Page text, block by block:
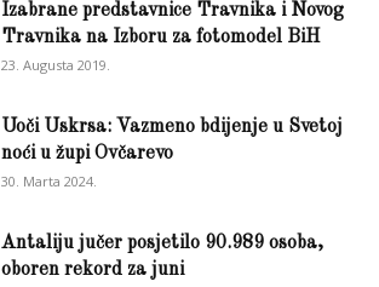
Izabrane predstavnice Travnika i Novog
Travnika na Izboru za fotomodel BiH
23. Augusta 2019.
Uoči Uskrsa: Vazmeno bdijenje u Svetoj
noći u župi Ovčarevo
30. Marta 2024.
Antaliju jučer posjetilo 90.989 osoba,
oboren rekord za juni